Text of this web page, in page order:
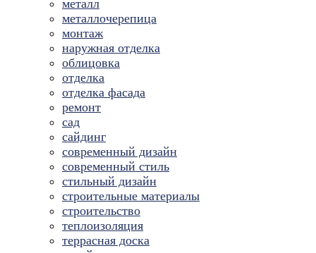
металл
металлочерепица
монтаж
наружная отделка
облицовка
отделка
отделка фасада
ремонт
сад
сайдинг
современный дизайн
современный стиль
стильный дизайн
строительные материалы
строительство
теплоизоляция
террасная доска